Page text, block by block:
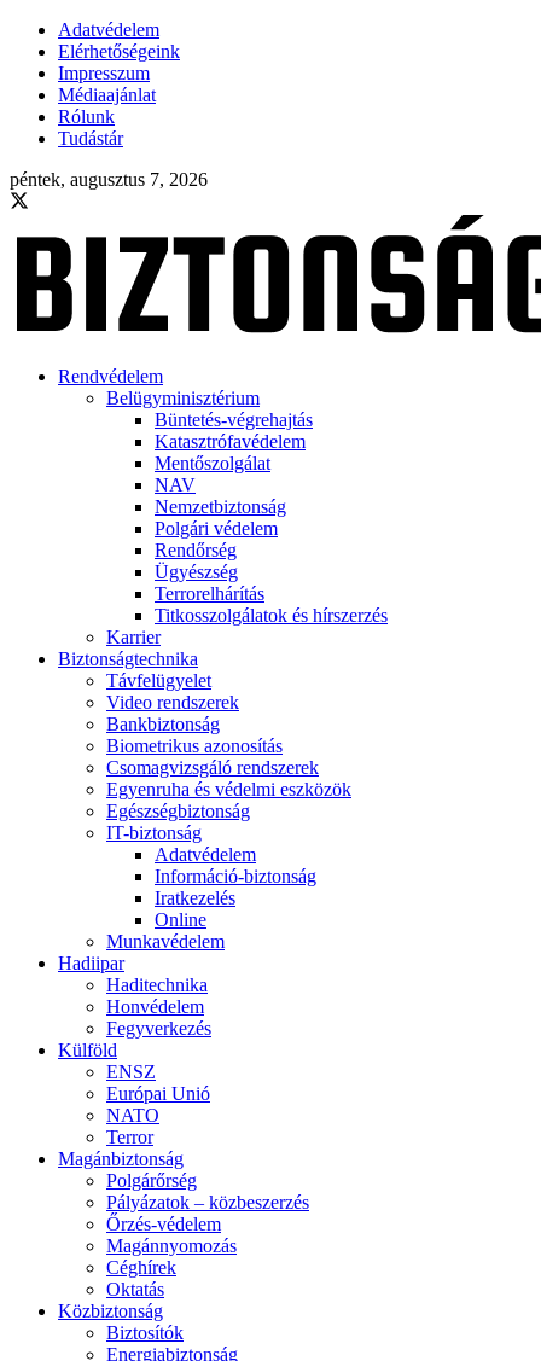
Adatvédelem
Elérhetőségeink
Impresszum
Médiaajánlat
Rólunk
Tudástár
péntek, augusztus 7, 2026
Rendvédelem
Belügyminisztérium
Büntetés-végrehajtás
Katasztrófavédelem
Mentőszolgálat
NAV
Nemzetbiztonság
Polgári védelem
Rendőrség
Ügyészség
Terrorelhárítás
Titkosszolgálatok és hírszerzés
Karrier
Biztonságtechnika
Távfelügyelet
Video rendszerek
Bankbiztonság
Biometrikus azonosítás
Csomagvizsgáló rendszerek
Egyenruha és védelmi eszközök
Egészségbiztonság
IT-biztonság
Adatvédelem
Információ-biztonság
Iratkezelés
Online
Munkavédelem
Hadiipar
Haditechnika
Honvédelem
Fegyverkezés
Külföld
ENSZ
Európai Unió
NATO
Terror
Magánbiztonság
Polgárőrség
Pályázatok – közbeszerzés
Őrzés-védelem
Magánnyomozás
Céghírek
Oktatás
Közbiztonság
Biztosítók
Energiabiztonság